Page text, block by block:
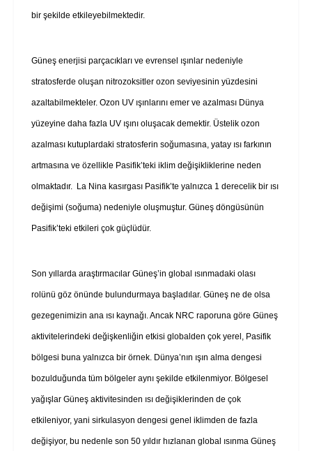
bir şekilde etkileyebilmektedir.
Güneş enerjisi parçacıkları ve evrensel ışınlar nedeniyle
stratosferde oluşan nitrozoksitler ozon seviyesinin yüzdesini
azaltabilmekteler. Ozon UV ışınlarını emer ve azalması Dünya
yüzeyine daha fazla UV ışını oluşacak demektir. Üstelik ozon
azalması kutuplardaki stratosferin soğumasına, yatay ısı farkının
artmasına ve özellikle Pasifik’teki iklim değişikliklerine neden
olmaktadır. La Nina kasırgası Pasifik’te yalnızca 1 derecelik bir ısı
değişimi (soğuma) nedeniyle oluşmuştur. Güneş döngüsünün
Pasifik’teki etkileri çok güçlüdür.
Son yıllarda araştırmacılar Güneş’in global ısınmadaki olası
rolünü göz önünde bulundurmaya başladılar. Güneş ne de olsa
gezegenimizin ana ısı kaynağı. Ancak NRC raporuna göre Güneş
aktivitelerindeki değişkenliğin etkisi globalden çok yerel, Pasifik
bölgesi buna yalnızca bir örnek. Dünya’nın ışın alma dengesi
bozulduğunda tüm bölgeler aynı şekilde etkilenmiyor. Bölgesel
yağışlar Güneş aktivitesinden ısı değişiklerinden de çok
etkileniyor, yani sirkulasyon dengesi genel iklimden de fazla
değişiyor, bu nedenle son 50 yıldır hızlanan global ısınma Güneş